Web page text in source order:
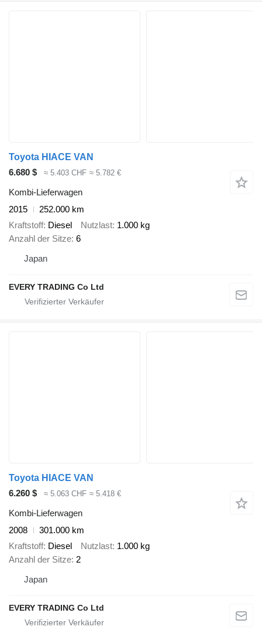
Toyota HIACE VAN
6.680 $
≈ 5.403 CHF ≈ 5.782 €
Kombi-Lieferwagen
2015
252.000 km
Kraftstoff Diesel Nutzlast 1.000 kg
Anzahl der Sitze 6
Japan
EVERY TRADING Co Ltd
Toyota HIACE VAN
6.260 $
≈ 5.063 CHF ≈ 5.418 €
Kombi-Lieferwagen
2008
301.000 km
Kraftstoff Diesel Nutzlast 1.000 kg
Anzahl der Sitze 2
Japan
EVERY TRADING Co Ltd